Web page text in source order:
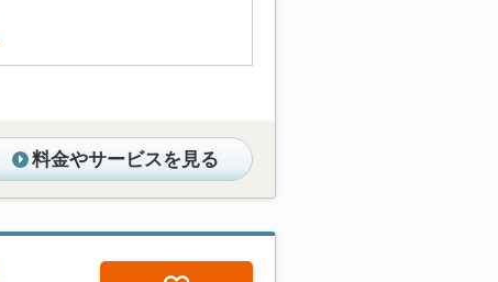
料金やサービスを見る